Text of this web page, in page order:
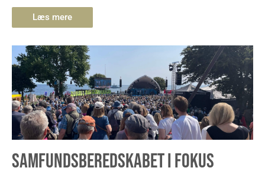
Læs mere
SAMFUNDSBEREDSKABET I FOKUS